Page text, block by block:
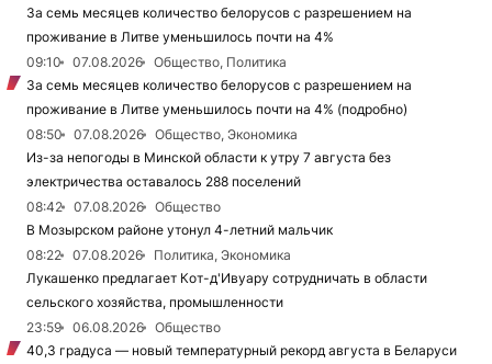
За семь месяцев количество белорусов с разрешением на
проживание в Литве уменьшилось почти на 4%
09:10
07.08.2026
Общество, Политика
За семь месяцев количество белорусов с разрешением на
проживание в Литве уменьшилось почти на 4% (подробно)
08:50
07.08.2026
Общество, Экономика
Из-за непогоды в Минской области к утру 7 августа без
электричества оставалось 288 поселений
08:42
07.08.2026
Общество
В Мозырском районе утонул 4-летний мальчик
08:22
07.08.2026
Политика, Экономика
Лукашенко предлагает Кот-д'Ивуару сотрудничать в области
сельского хозяйства, промышленности
23:59
06.08.2026
Общество
40,3 градуса — новый температурный рекорд августа в Беларуси